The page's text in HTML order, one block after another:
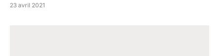
23 avril 2021